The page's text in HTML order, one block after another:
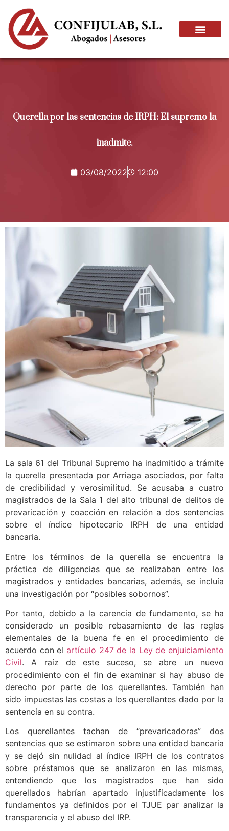
Querella por las sentencias de IRPH: El supremo la
inadmite.
03/08/2022 12:00
La sala 61 del Tribunal Supremo ha inadmitido a trámite
la querella presentada por Arriaga asociados, por falta
de credibilidad y verosimilitud. Se acusaba a cuatro
magistrados de la Sala 1 del alto tribunal de delitos de
prevaricación y coacción en relación a dos sentencias
sobre el índice hipotecario IRPH de una entidad
bancaria.
Entre los términos de la querella se encuentra la
práctica de diligencias que se realizaban entre los
magistrados y entidades bancarias, además, se incluía
una investigación por “posibles sobornos”.
Por tanto, debido a la carencia de fundamento, se ha
considerado un posible rebasamiento de las reglas
elementales de la buena fe en el procedimiento de
acuerdo con el artículo 247 de la Ley de enjuiciamiento
Civil. A raíz de este suceso, se abre un nuevo
procedimiento con el fin de examinar si hay abuso de
derecho por parte de los querellantes. También han
sido impuestas las costas a los querellantes dado por la
sentencia en su contra.
Los querellantes tachan de “prevaricadoras” dos
sentencias que se estimaron sobre una entidad bancaria
y se dejó sin nulidad al índice IRPH de los contratos
sobre préstamos que se analizaron en las mismas,
entendiendo que los magistrados que han sido
querellados habrían apartado injustificadamente los
fundamentos ya definidos por el TJUE par analizar la
transparencia y el abuso del IRP.